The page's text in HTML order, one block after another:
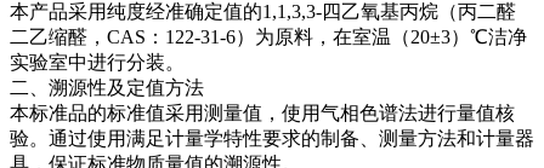
本产品采用纯度经准确定值的1,1,3,3-四乙氧基丙烷（丙二醛
二乙缩醛，CAS：122-31-6）为原料，在室温（20±3）℃洁净
实验室中进行分装。
二、溯源性及定值方法
本标准品的标准值采用测量值，使用气相色谱法进行量值核
验。通过使用满足计量学特性要求的制备、测量方法和计量器